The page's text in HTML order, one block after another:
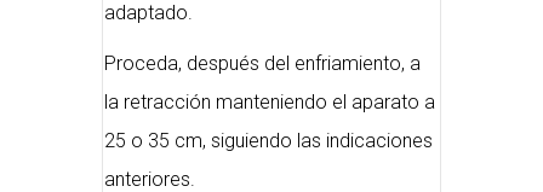
adaptado.
Proceda, después del enfriamiento, a
la retracción manteniendo el aparato a
25 o 35 cm, siguiendo las indicaciones
anteriores.